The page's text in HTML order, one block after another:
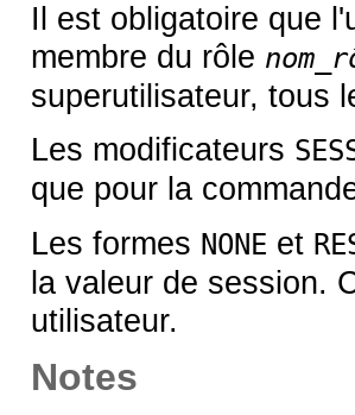
Il est obligatoire que
membre du rôle
superutilisateur, tous
Les modificateurs
que pour la
Les formes NONE et
la valeur de session.
utilisateur.
Notes